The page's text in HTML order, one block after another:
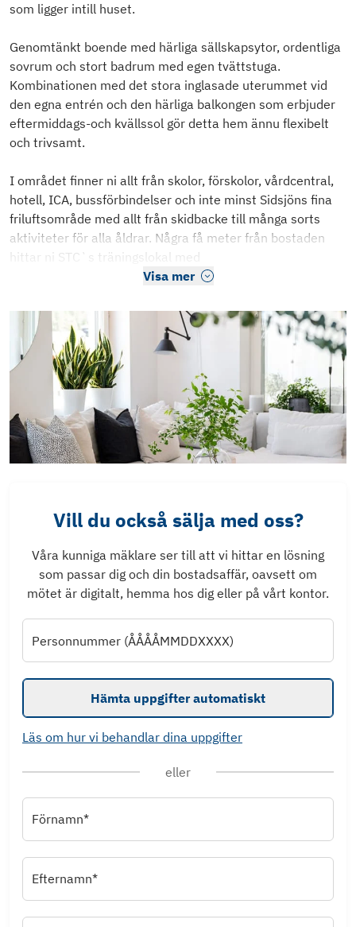
som ligger intill huset.
Genomtänkt boende med härliga sällskapsytor, ordentliga
sovrum och stort badrum med egen tvättstuga.
Kombinationen med det stora inglasade uterummet vid
den egna entrén och den härliga balkongen som erbjuder
eftermiddags-och kvällssol gör detta hem ännu flexibelt
och trivsamt.
I området finner ni allt från skolor, förskolor, vårdcentral,
hotell, ICA, bussförbindelser och inte minst Sidsjöns fina
friluftsområde med allt från skidbacke till många sorts
aktiviteter för alla åldrar. Några få meter från bostaden
hittar ni STC`s träningslokal med
Visa mer
Vill du också sälja med oss?
Våra kunniga mäklare ser till att vi hittar en lösning
som passar dig och din bostadsaffär, oavsett om
mötet är digitalt, hemma hos dig eller på vårt kontor.
Personnummer (ÅÅÅÅMMDDXXXX)
Hämta uppgifter automatiskt
Läs om hur vi behandlar dina uppgifter
eller
Förnamn*
Efternamn*